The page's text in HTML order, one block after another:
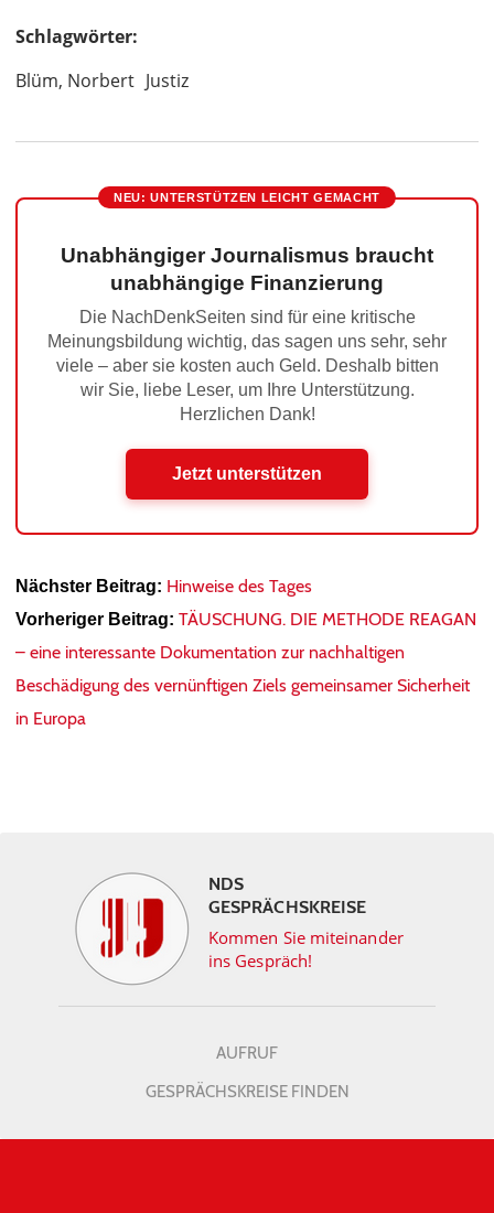
Schlagwörter:
Blüm, Norbert Justiz
NEU: UNTERSTÜTZEN LEICHT GEMACHT
Unabhängiger Journalismus braucht
unabhängige Finanzierung
Die NachDenkSeiten sind für eine kritische
Meinungsbildung wichtig, das sagen uns sehr, sehr
viele – aber sie kosten auch Geld. Deshalb bitten
wir Sie, liebe Leser, um Ihre Unterstützung.
Herzlichen Dank!
Jetzt unterstützen
Nächster Beitrag: Hinweise des Tages
Vorheriger Beitrag: TÄUSCHUNG. DIE METHODE REAGAN
– eine interessante Dokumentation zur nachhaltigen
Beschädigung des vernünftigen Ziels gemeinsamer Sicherheit
in Europa
NDS
GESPRÄCHSKREISE
Kommen Sie miteinander
ins Gespräch!
AUFRUF
GESPRÄCHSKREISE FINDEN